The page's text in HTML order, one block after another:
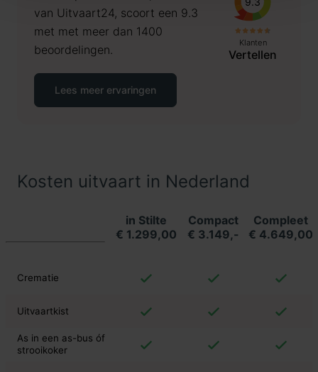
van Uitvaart24, scoort een 9.3
met met meer dan 1400
beoordelingen.
Klanten
Vertellen
Lees meer ervaringen
Kosten uitvaart in Nederland
in Stilte
€ 1.299,00
Compact
€ 3.149,-
Compleet
€ 4.649,00
Crematie
Uitvaartkist
As in een as-bus óf
strooikoker